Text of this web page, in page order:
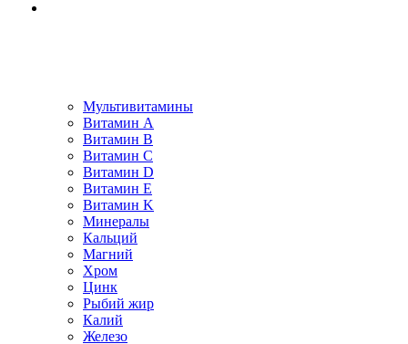
Мультивитамины
Витамин A
Витамин B
Витамин C
Витамин D
Витамин E
Витамин K
Минералы
Кальций
Магний
Хром
Цинк
Рыбий жир
Калий
Железо